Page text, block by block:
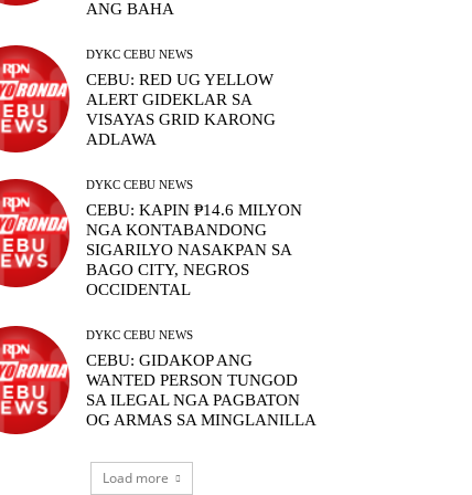
ANG BAHA
DYKC CEBU NEWS
CEBU: RED UG YELLOW
ALERT GIDEKLAR SA
VISAYAS GRID KARONG
ADLAWA
DYKC CEBU NEWS
CEBU: KAPIN ₱14.6 MILYON
NGA KONTABANDONG
SIGARILYO NASAKPAN SA
BAGO CITY, NEGROS
OCCIDENTAL
DYKC CEBU NEWS
CEBU: GIDAKOP ANG
WANTED PERSON TUNGOD
SA ILEGAL NGA PAGBATON
OG ARMAS SA MINGLANILLA
Load more